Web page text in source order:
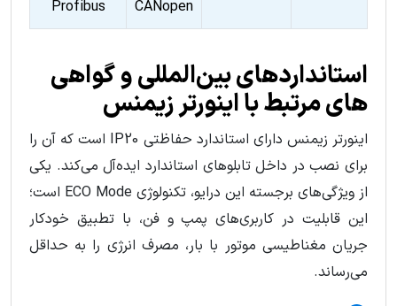
CANopen
Profibus
استانداردهای بین‌المللی و گواهی‌
های مرتبط با اينورتر زيمنس
اينورتر زيمنس دارای استاندارد حفاظتی IP20 است که آن را
برای نصب در داخل تابلوهای استاندارد ایده‌آل می‌کند. یکی
از ویژگی‌های برجسته این درایو، تکنولوژی ECO Mode است؛
این قابلیت در کاربری‌های پمپ و فن، با تطبیق خودکار
جریان مغناطیسی موتور با بار، مصرف انرژی را به حداقل
می‌رساند.